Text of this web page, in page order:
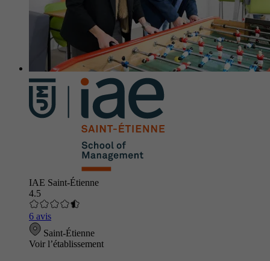
IAE Saint-Étienne
4.5
6 avis
Saint-Étienne
Voir l’établissement